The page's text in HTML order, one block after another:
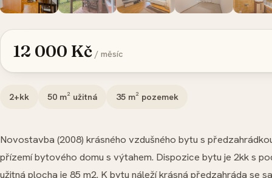
12 000 Kč / měsíc
2+kk 50 m² užitná 35m² pozemek
Novostavba (2008) krásného vzdušného bytu s
přízemí bytového domu s výtahem. Dispozice bytu je 2kk s
užitná plocha je 85 m2. K bytu náleží krásná předzahráda se